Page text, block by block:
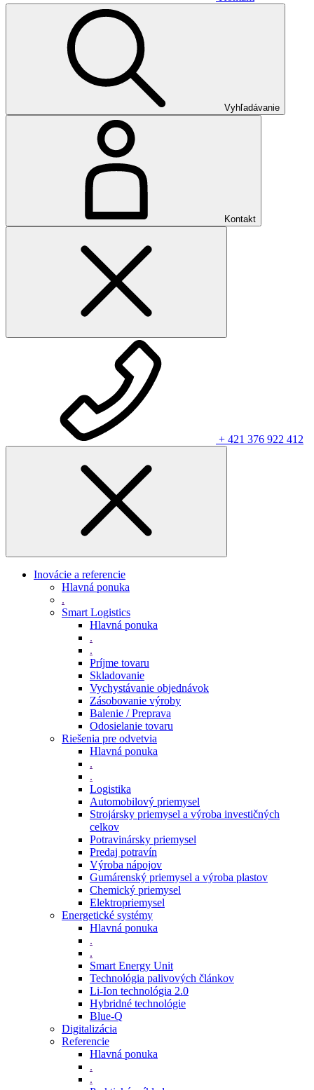
Vyhľadávanie
Kontakt
+ 421 376 922 412
Inovácie a referencie
Hlavná ponuka
.
Smart Logistics
Hlavná ponuka
.
.
Príjme tovaru
Skladovanie
Vychystávanie objednávok
Zásobovanie výroby
Balenie / Preprava
Odosielanie tovaru
Riešenia pre odvetvia
Hlavná ponuka
.
.
Logistika
Automobilový priemysel
Strojársky priemysel a výroba investičných
celkov
Potravinársky priemysel
Predaj potravín
Výroba nápojov
Gumárenský priemysel a výroba plastov
Chemický priemysel
Elektropriemysel
Energetické systémy
Hlavná ponuka
.
.
Smart Energy Unit
Technológia palivových článkov
Li-Ion technológia 2.0
Hybridné technológie
Blue-Q
Digitalizácia
Referencie
Hlavná ponuka
.
.